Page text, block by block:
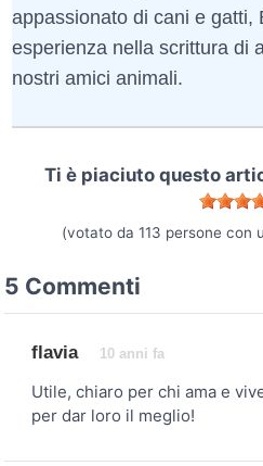
appassionato di cani e gatti,
esperienza nella scrittura di
nostri amici animali.
Ti è piaciuto questo
(votato da 113 persone con
5 Commenti
flavia 10 anni fa
Utile, chiaro per chi ama e
per dar loro il meglio!